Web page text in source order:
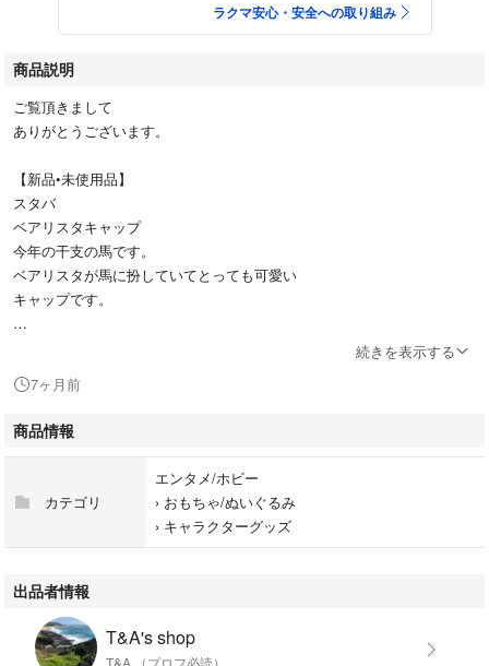
ラクマ安心・安全への取り組み
商品説明
ご覧頂きまして
ありがとうございます。
【新品•未使用品】
スタバ
ベアリスタキャップ
今年の干支の馬です。
ベアリスタが馬に扮していてとっても可愛い
キャップです。
お値下げ不可
♯ベアリスタキャップ
♯馬
続きを表示する
7ヶ月前
商品情報
カテゴリ
エンタメ/ホビー
› おもちゃ/ぬいぐるみ
› キャラクターグッズ
出品者情報
T&A's shop
T&A （プロフ必読）